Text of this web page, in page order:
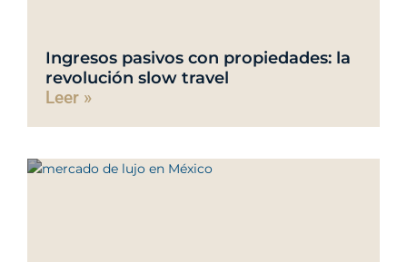
Ingresos pasivos con propiedades: la
revolución slow travel
Leer »